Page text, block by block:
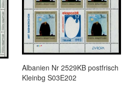
Albanien Nr 2529KB postfrisch
Kleinbg S03E202